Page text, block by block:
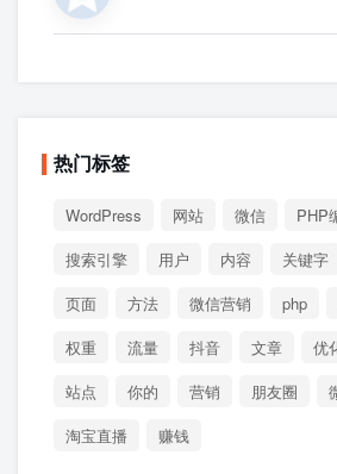
热门标签
WordPress 网站 微信 PHP
搜索引擎
用户 内容 关键字
页面
方法 微信营销 php
权重
流量 抖音 文章 优
站点
你的 营销 朋友圈
淘宝直播
赚钱